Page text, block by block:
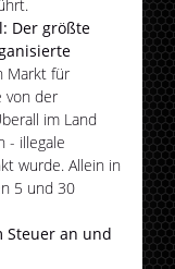
Der größte
Markt für
von der
im Land
- illegale
wurde. Allein in
5 und 30
Steuer an und